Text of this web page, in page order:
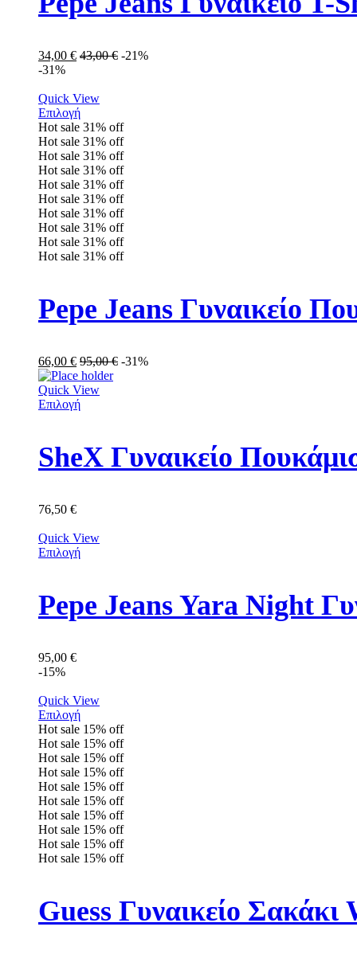
34,00 € 43,00€ -21%
-31%
Quick View
Επιλογή
Hot sale 31% off
Hot sale 31% off
Hot sale 31% off
Hot sale 31% off
Hot sale 31% off
Hot sale 31% off
Hot sale 31% off
Hot sale 31% off
Hot sale 31% off
Hot sale 31% off
Pepe Jeans Γυναικείο
66,00 € 95,00€ -31%
Quick View
Επιλογή
SheX Γυναικείο
76,50 €
Quick View
Επιλογή
Pepe Jeans Yara Night
95,00 €
-15%
Quick View
Επιλογή
Hot sale 15% off
Hot sale 15% off
Hot sale 15% off
Hot sale 15% off
Hot sale 15% off
Hot sale 15% off
Hot sale 15% off
Hot sale 15% off
Hot sale 15% off
Hot sale 15% off
Guess Γυναικείο